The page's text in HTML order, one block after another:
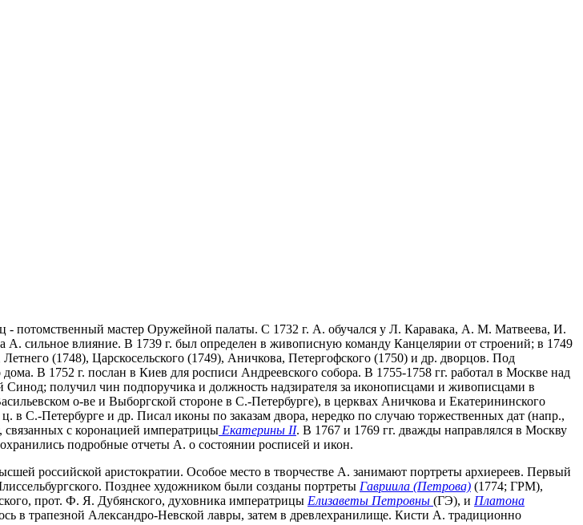
потомственный мастер Оружейной палаты. С 1732 г. А. обучался у Л. Каравака, А. М. Матвеева, И.
сильное влияние. В 1739 г. был определен в живописную команду Канцелярии от строений; в 1749
(1748), Царскосельского (1749), Аничкова, Петергофского (1750) и др. дворцов. Под
В 1752 г. послан в Киев для росписи Андреевского собора. В 1755-1758 гг. работал в Москве над
получил чин подпоручика и должность надзирателя за иконописцами и живописцами в
о-ве и Выборгской стороне в С.-Петербурге), в церквах Аничкова и Екатерининского
в С.-Петербурге и др. Писал иконы по заказам двора, нередко по случаю торжественных дат (напр.,
с коронацией императрицы Екатерины II. В 1767 и 1769 гг. дважды направлялся в Москву
подробные отчеты А. о состоянии росписей и икон.
российской аристократии. Особое место в творчестве А. занимают портреты архиереев. Первый
Позднее художником были созданы портреты Гавриила (Петрова) (1774; ГРМ),
прот. Ф. Я. Дубянского, духовника императрицы Елизаветы Петровны (ГЭ), и Платона
в трапезной Александро-Невской лавры, затем в древлехранилище. Кисти А. традиционно